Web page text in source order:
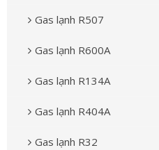
Gas lạnh R507
Gas lạnh R600A
Gas lạnh R134A
Gas lạnh R404A
Gas lạnh R32